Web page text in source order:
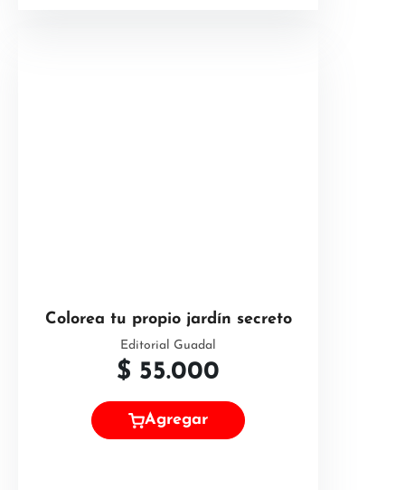
Colorea tu propio jardín secreto
Editorial Guadal
$ 55.000
Agregar